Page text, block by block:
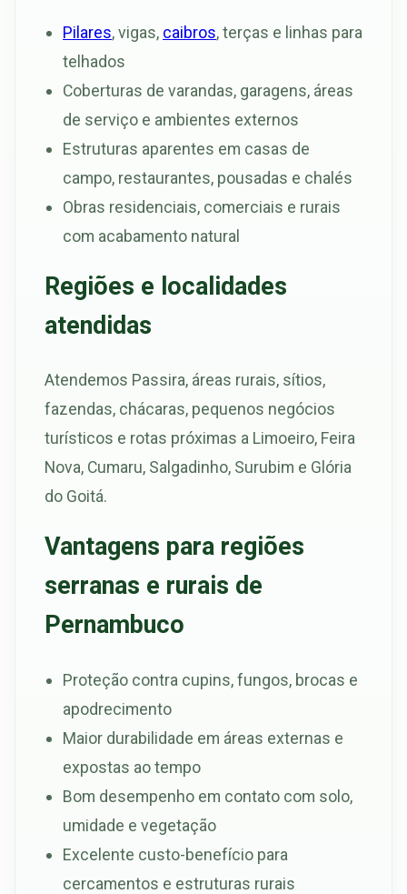
Pilares, vigas, caibros, terças e linhas para
telhados
Coberturas de varandas, garagens, áreas
de serviço e ambientes externos
Estruturas aparentes em casas de
campo, restaurantes, pousadas e chalés
Obras residenciais, comerciais e rurais
com acabamento natural
Regiões e localidades
atendidas
Atendemos Passira, áreas rurais, sítios,
fazendas, chácaras, pequenos negócios
turísticos e rotas próximas a Limoeiro, Feira
Nova, Cumaru, Salgadinho, Surubim e Glória
do Goitá.
Vantagens para regiões
serranas e rurais de
Pernambuco
Proteção contra cupins, fungos, brocas e
apodrecimento
Maior durabilidade em áreas externas e
expostas ao tempo
Bom desempenho em contato com solo,
umidade e vegetação
Excelente custo-benefício para
cercamentos e estruturas rurais